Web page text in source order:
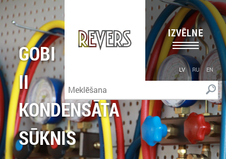
IZVĒLNE
LV RU EN
GOBI
II
KONDENSĀTA
SŪKNIS